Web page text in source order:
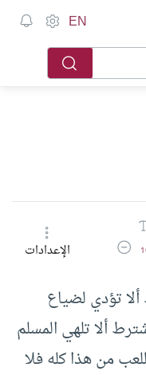
EN
الخط
تقليل حجم الخطالإعدادات
تؤدي لضياع
ألا تلهي المسلم
من هذا كله فلا